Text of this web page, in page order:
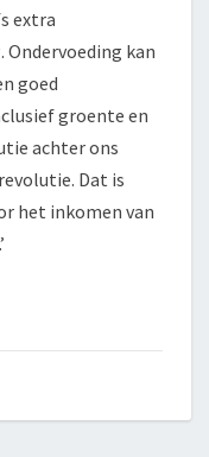
extra
Ondervoeding kan
goed
groente en
achter ons
Dat is
het inkomen van